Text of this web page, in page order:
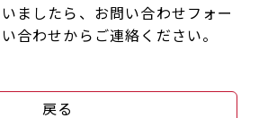
ましたら、お問い合わせフォー
合わせからご連絡ください。
戻る